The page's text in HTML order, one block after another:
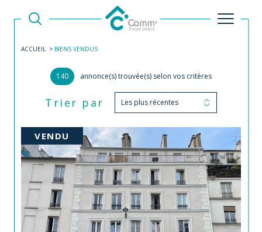
ACCUEIL BIENS VENDUS
140 annonce(s) trouvée(s) selon vos critères
Trier par Les plus récentes
VENDU